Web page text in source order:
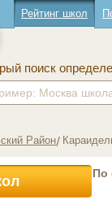
Рейтинг школ
поиск
Район
По